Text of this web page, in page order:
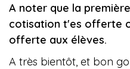
A noter que la
cotisation t'es offerte
offerte aux élèves.
A très bientôt, et bon